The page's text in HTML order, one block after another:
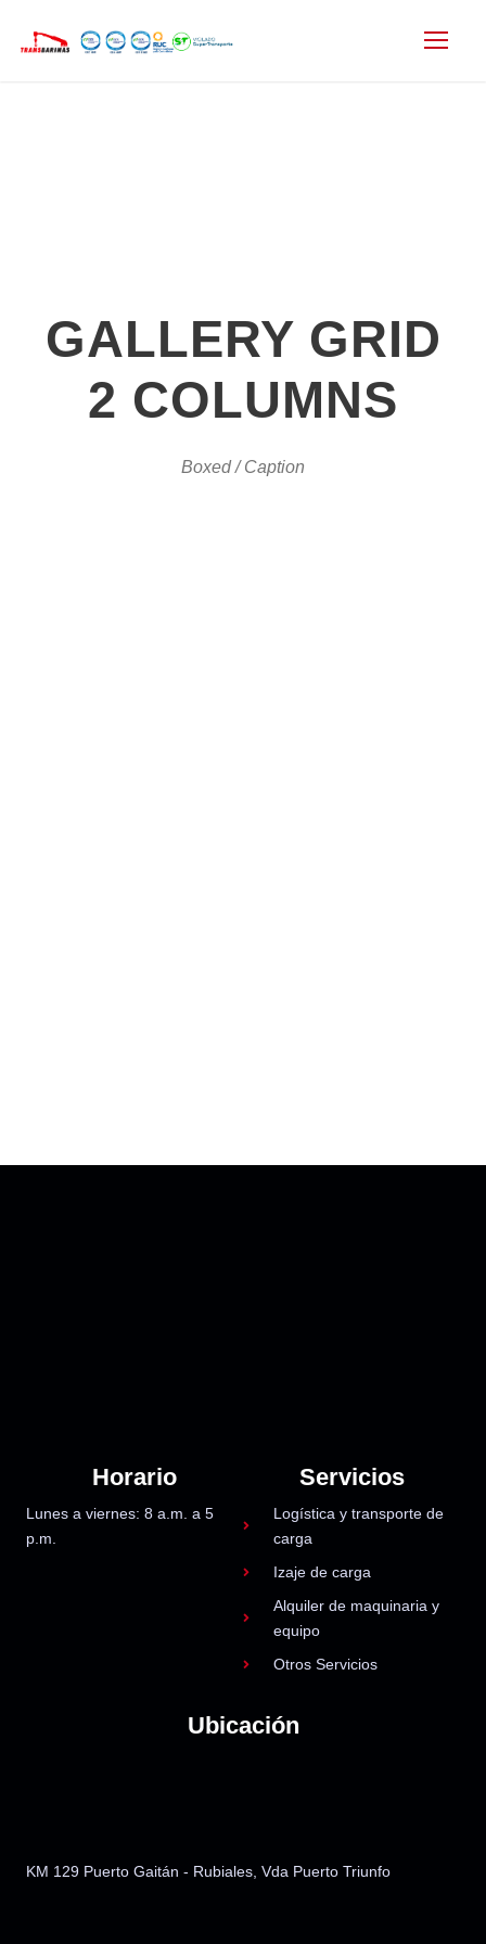
GALLERY GRID
2 COLUMNS
Boxed / Caption
Horario
Lunes a viernes: 8 a.m. a 5
p.m.
Servicios
Logística y transporte de
carga
Izaje de carga
Alquiler de maquinaria y
equipo
Otros Servicios
Ubicación
KM 129 Puerto Gaitán - Rubiales, Vda Puerto Triunfo